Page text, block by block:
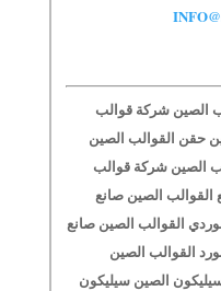
الصين شركة قوالب
حقن القوالب الصين
الصين شركة قوالب
الصين صانع
القوالب الصين صانع
القوالب الصين
الصين سيليكون